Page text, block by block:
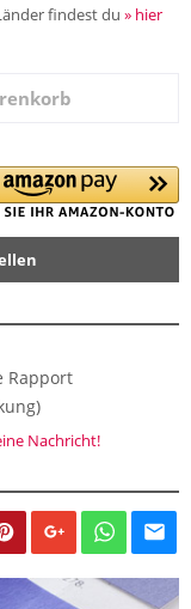
findest du » hier
Rapport
Nachricht!